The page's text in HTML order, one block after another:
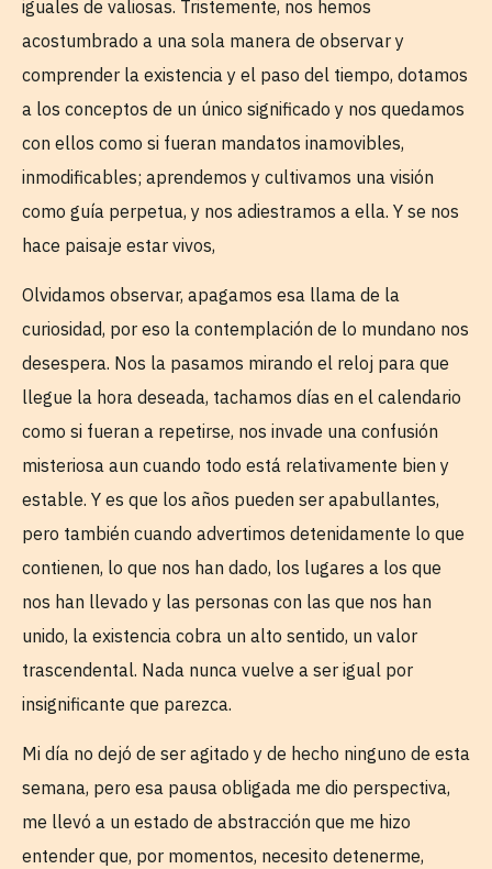
iguales de valiosas. Tristemente, nos hemos
acostumbrado a una sola manera de observar y
comprender la existencia y el paso del tiempo, dotamos
a los conceptos de un único significado y nos quedamos
con ellos como si fueran mandatos inamovibles,
inmodificables; aprendemos y cultivamos una visión
como guía perpetua, y nos adiestramos a ella. Y se nos
hace paisaje estar vivos,
Olvidamos observar, apagamos esa llama de la
curiosidad, por eso la contemplación de lo mundano nos
desespera. Nos la pasamos mirando el reloj para que
llegue la hora deseada, tachamos días en el calendario
como si fueran a repetirse, nos invade una confusión
misteriosa aun cuando todo está relativamente bien y
estable. Y es que los años pueden ser apabullantes,
pero también cuando advertimos detenidamente lo que
contienen, lo que nos han dado, los lugares a los que
nos han llevado y las personas con las que nos han
unido, la existencia cobra un alto sentido, un valor
trascendental. Nada nunca vuelve a ser igual por
insignificante que parezca.
Mi día no dejó de ser agitado y de hecho ninguno de esta
semana, pero esa pausa obligada me dio perspectiva,
me llevó a un estado de abstracción que me hizo
entender que, por momentos, necesito detenerme,